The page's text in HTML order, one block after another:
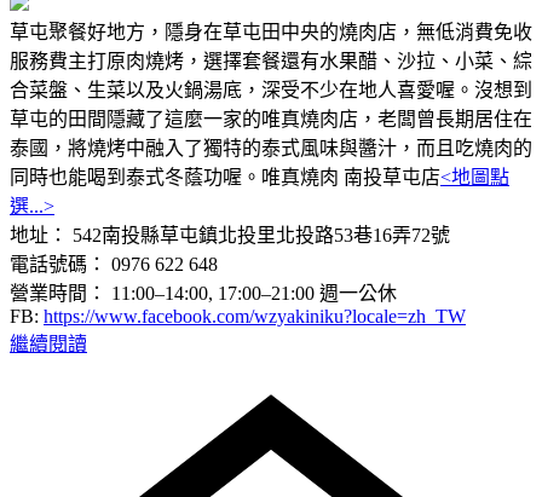
草屯聚餐好地方，隱身在草屯田中央的燒肉店，無低消費免收
服務費主打原肉燒烤，選擇套餐還有水果醋、沙拉、小菜、綜
合菜盤、生菜以及火鍋湯底，深受不少在地人喜愛喔。沒想到
草屯的田間隱藏了這麼一家的唯真燒肉店，老闆曾長期居住在
泰國，將燒烤中融入了獨特的泰式風味與醬汁，而且吃燒肉的
同時也能喝到泰式冬蔭功喔。唯真燒肉 南投草屯店<地圖點
選...>
地址： 542南投縣草屯鎮北投里北投路53巷16弄72號
電話號碼： 0976 622 648
營業時間： 11:00–14:00, 17:00–21:00 週一公休
FB: https://www.facebook.com/wzyakiniku?locale=zh_TW
繼續閱讀